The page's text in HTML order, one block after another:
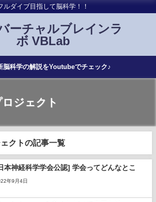
ルダイブ目指して脳科学！！
ーチャルブレインラ
ボ VBLab
脳科学の解説をYoutubeでチェック♪
ジェクト
クトの記事一覧
本神経科学学会公認] 学会ってどんなとこ
年9月4日